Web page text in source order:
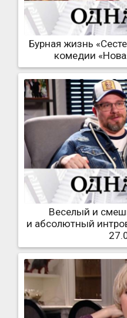
Бурная жизнь
комедии
Веселый и
и абсолютный